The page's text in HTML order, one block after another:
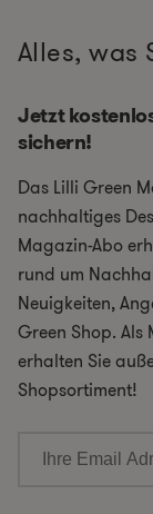
Alles, was
Jetzt
sichern!
Das Lilli Green
nachhaltiges
Magazin-Abo
rund um
Neuigkeiten,
Green Shop.
erhalten Sie
Shopsortiment!